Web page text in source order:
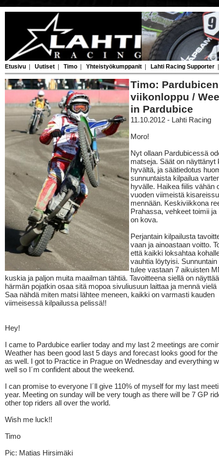
Etusivu Uutiset Timo Yhteistyökumppanit Lahti Racing Supporter
Timo: Pardubicen
viikonloppu /
in Pardubice
11.10.2012 - Lahti Racing
Moro!
Nyt ollaan Pardubicessä
matseja. Säät on näyttänyt
hyvältä, ja säätiedotus
sunnuntaista kilpailua
hyvälle. Haikea fiilis vähän
vuoden viimeistä
mennään. Keskiviikkona
Prahassa, vehkeet toimii ja
on kova.
Perjantain kilpailusta
vaan ja ainoastaan voitto.
että kaikki loksahtaa
vauhtia löytyisi.
tulee vastaan 7 aikuisten
kuskia ja paljon muita maailman tähtiä. Tavoitteena siellä on
härmän pojatkin osaa sitä mopoa sivuliusuun laittaa ja mennä vielä
Saa nähdä miten matsi lähtee meneen, kaikki on varmasti kauden
viimeisessä kilpailussa pelissä!!
Hey!
I came to Pardubice earlier today and my last 2 meetings are
Weather has been good last 5 days and forecast looks good for
as well. I got to Practice in Prague on Wednesday and everything
well so I´m confident about the weekend.
I can promise to everyone I´ll give 110% of myself for my last
year. Meeting on sunday will be very tough as there will be 7 GP
other top riders all over the world.
Wish me luck!!
Timo
Pic: Matias Hirsimäki